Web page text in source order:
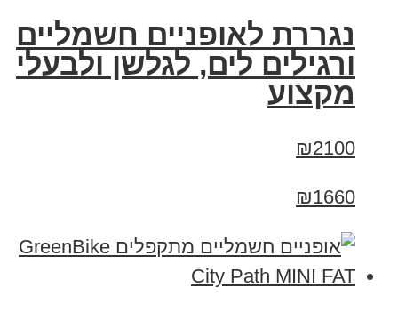
נגררת לאופניים חשמליים
ורגילים לים, לגלשן ולבעלי
מקצוע
₪2100
₪1660